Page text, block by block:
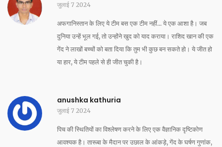
जुलाई 7 2024
अफगानिस्तान के लिए ये टीम बस एक टीम नहीं... ये एक आशा है। जब
दुनिया उन्हें भूल गई, तो उन्होंने खुद को याद कराया। राशिद खान की एक
गेंद ने लाखों बच्चों को बता दिया कि तुम भी कुछ बन सकते हो। ये जीत हो
या हार, ये टीम पहले से ही जीत चुकी है।
anushka kathuria
जुलाई 7 2024
पिच की स्थितियों का विश्लेषण करने के लिए एक वैज्ञानिक दृष्टिकोण
आवश्यक है। तारूबा के मैदान पर उछाल के आंकड़े, गेंद के घर्षण गुणांक,